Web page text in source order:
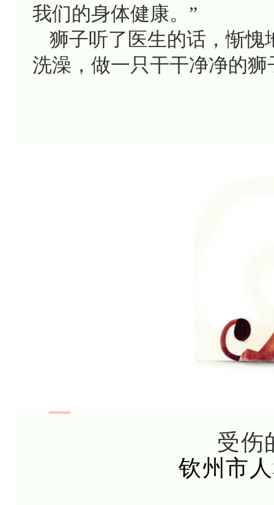
我们的身体健康。”
狮子听了医生的话，惭愧
洗澡，做一只干干净净的狮
受伤
钦州市